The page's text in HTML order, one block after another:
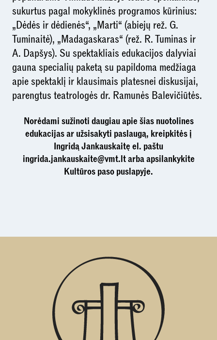
sukurtus pagal mokyklinės programos kūrinius:
„Dėdės ir dėdienės“, „Marti“ (abiejų rež. G.
Tuminaitė), „Madagaskaras“ (rež. R. Tuminas ir
A. Dapšys). Su spektakliais edukacijos dalyviai
gauna specialių paketą su papildoma medžiaga
apie spektaklį ir klausimais platesnei diskusijai,
parengtus teatrologės dr. Ramunės Balevičiūtės.
Norėdami sužinoti daugiau apie šias nuotolines
edukacijas ar užsisakyti paslaugą, kreipkitės į
Ingridą Jankauskaitę el. paštu
ingrida.jankauskaite@vmt.lt arba apsilankykite
Kultūros paso puslapyje.